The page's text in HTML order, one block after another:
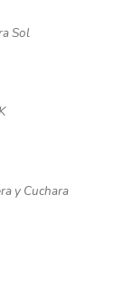
Sol
y Cuchara